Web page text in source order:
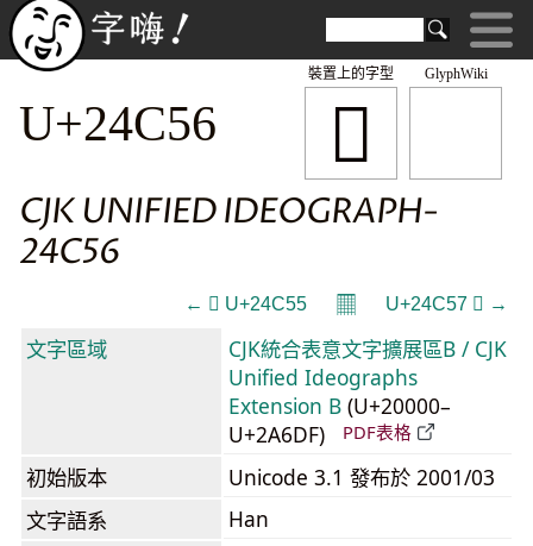
GlyphWiki
𤱖
裝置上的字型
U+24C56
CJK UNIFIED IDEOGRAPH-
24C56
← 𤱕 U+24C55 𝄜 U+24C57 𤱗 →
文字區域
CJK統合表意文字擴展區B / CJK
Unified Ideographs
Extension B (U+20000–
U+2A6DF)
PDF表格
初始版本
Unicode 3.1 發布於 2001/03
文字語系
Han